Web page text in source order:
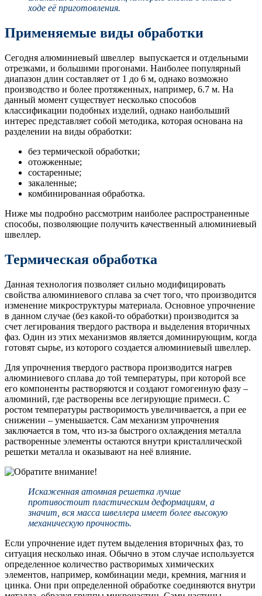
ходе её приготовления.
Применяемые виды обработки
Сегодня алюминиевый швеллер выпускается и отдельными
отрезками, и большими прогонами. Наиболее популярный
диапазон длин составляет от 1 до 6 м, однако возможно
производство и более протяженных, например, 6.7 м. На
данный момент существует несколько способов
классификации подобных изделий, однако наибольший
интерес представляет собой методика, которая основана на
разделении на виды обработки:
без термической обработки;
отожженные;
состаренные;
закаленные;
комбинированная обработка.
Ниже мы подробно рассмотрим наиболее распространенные
способы, позволяющие получить качественный алюминиевый
швеллер.
Термическая обработка
Данная технология позволяет сильно модифицировать
свойства алюминиевого сплава за счет того, что производится
изменение микроструктуры материала. Основное упрочнение
в данном случае (без какой-то обработки) производится за
счет легирования твердого раствора и выделения вторичных
фаз. Один из этих механизмов является доминирующим, когда
готовят сырье, из которого создается алюминиевый швеллер.
Для упрочнения твердого раствора производится нагрев
алюминиевого сплава до той температуры, при которой все
его компоненты растворяются и создают гомогенную фазу –
алюминий, где растворены все легирующие примеси. С
ростом температуры растворимость увеличивается, а при ее
снижении – уменьшается. Сам механизм упрочнения
заключается в том, что из-за быстрого охлаждения металла
растворенные элементы остаются внутри кристаллической
решетки металла и оказывают на неё влияние.
Искаженная атомная решетка лучше
противостоит пластическим деформациям, а
значит, вся масса швеллера имеет более высокую
механическую прочность.
Если упрочнение идет путем выделения вторичных фаз, то
ситуация несколько иная. Обычно в этом случае используется
определенное количество растворимых химических
элементов, например, комбинации меди, кремния, магния и
цинка. Они при определенной обработке соединяются внутри